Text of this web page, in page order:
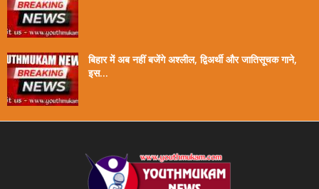
बिहार में अब नहीं बजेंगे अश्लील, द्विअर्थी और जातिसूचक गाने,
इस...